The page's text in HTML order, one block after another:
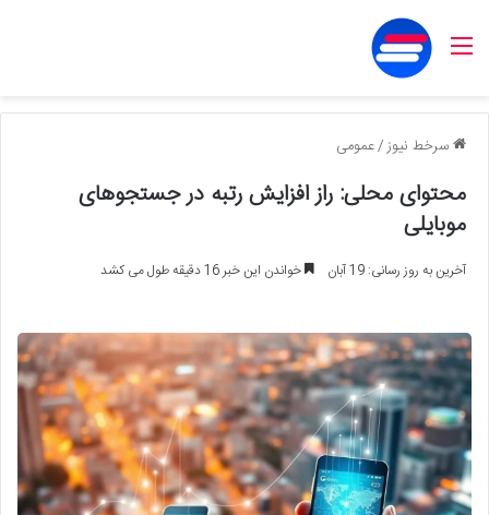
منو
سرخط نیوز/عمومی
محتوای محلی: راز افزایش رتبه در جستجوهای
موبایلی
آخرین به روز رسانی: 19 آبان خواندن این خبر 16 دقیقه طول می کشد